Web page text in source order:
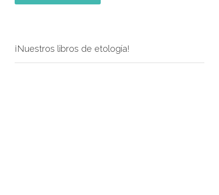
¡Nuestros libros de etología!